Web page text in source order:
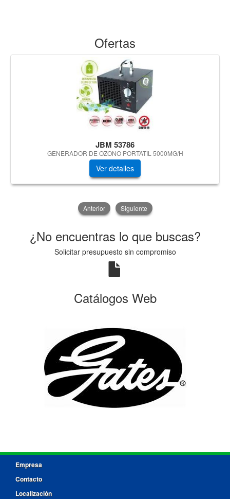
Ofertas
JBM 53786
GENERADOR DE OZONO PORTATIL 5000MG/H
Ver detalles
Anterior Siguiente
¿No encuentras lo que buscas?
Solicitar presupuesto sin compromiso
Catálogos Web
Empresa
Contacto
Localización